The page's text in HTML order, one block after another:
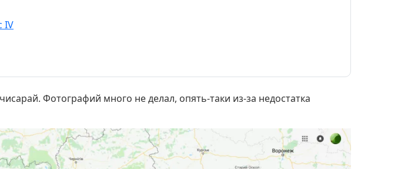
IV
Фотографий много не делал, опять-таки из-за недостатка